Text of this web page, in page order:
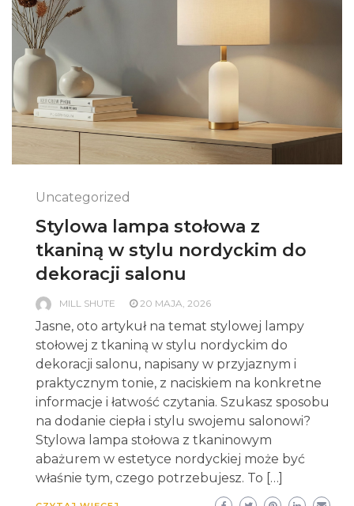
Uncategorized
Stylowa lampa stołowa z
tkaniną w stylu nordyckim do
dekoracji salonu
MILL SHUTE 20 MAJA, 2026
Jasne, oto artykuł na temat stylowej lampy
stołowej z tkaniną w stylu nordyckim do
dekoracji salonu, napisany w przyjaznym i
praktycznym tonie, z naciskiem na konkretne
informacje i łatwość czytania. Szukasz sposobu
na dodanie ciepła i stylu swojemu salonowi?
Stylowa lampa stołowa z tkaninowym
abażurem w estetyce nordyckiej może być
właśnie tym, czego potrzebujesz. To […]